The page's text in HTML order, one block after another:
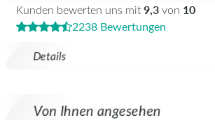
Details
Kunden bewerten uns mit9,3von 10
2238 Bewertungen
Von Ihnen angesehen